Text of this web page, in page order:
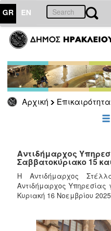
GR EN
Αρχική Επικαιρότητα
ΕΠΙΚΑΙΡΟΤΗΤΑ
Τύπου
Αρχείο
ΕΠΙΣΚΕΠΤΗΣ
ΗΡΑΚΛΕΙΟ
Αντιδήμαρχος
Σαββατοκύριακο 15
Η Αντιδήμαρχος
Αντιδήμαρχος Υπηρεσίας
Κυριακή 16 Νοεμβρίου